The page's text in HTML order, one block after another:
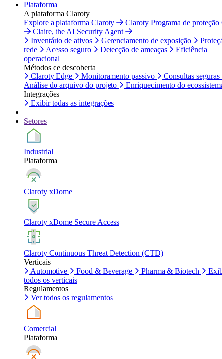
Plataforma
A plataforma Claroty
Explore a plataforma Claroty
Claroty Programa de proteção
Claire, the AI Security Agent
Inventário de ativos
Gerenciamento de exposição
rede
Acesso seguro Detecção de ameaças
Eficiência
operacional
Métodos de descoberta
Claroty Edge
Monitoramento passivo
Consultas seguras
Análise do arquivo do projeto
Enriquecimento do
Integrações
Exibir todas as integrações
Setores
Industrial
Plataforma
Claroty xDome
Claroty xDome Secure Access
Claroty Continuous Threat Detection (CTD)
Verticais
Automotive
Food & Beverage Pharma & Biotech
todos os verticais
Regulamentos
Ver todos os regulamentos
Comercial
Plataforma